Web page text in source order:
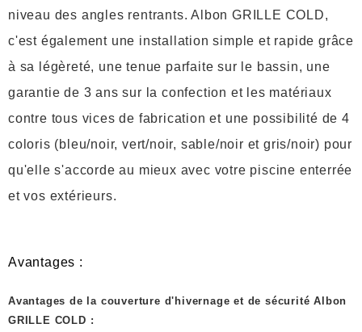
niveau des angles rentrants. Albon GRILLE COLD,
c'est également une installation simple et rapide grâce
à sa légèreté, une tenue parfaite sur le bassin, une
garantie de 3 ans sur la confection et les matériaux
contre tous vices de fabrication et une possibilité de 4
coloris (bleu/noir, vert/noir, sable/noir et gris/noir) pour
qu'elle s'accorde au mieux avec votre piscine enterrée
et vos extérieurs.
Avantages :
Avantages de la couverture d'hivernage et de sécurité Albon
GRILLE COLD :